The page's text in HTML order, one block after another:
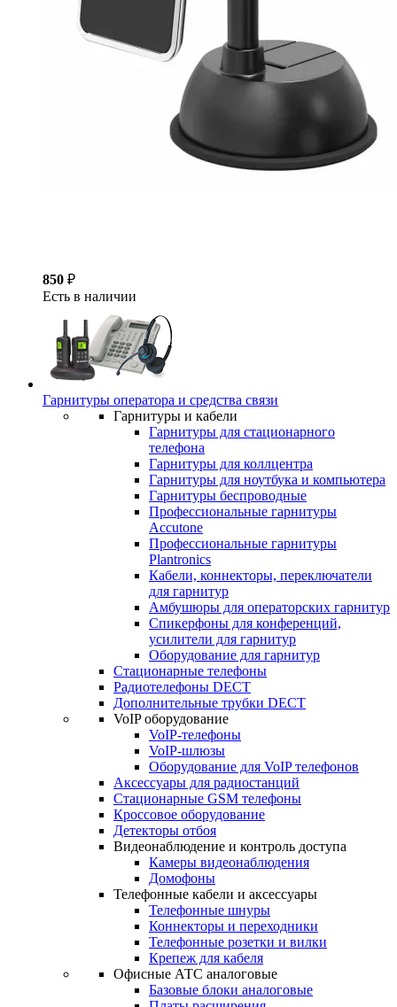
850 ₽
Есть в наличии
Гарнитуры оператора и средства связи
Гарнитуры и кабели
Гарнитуры для стационарного
телефона
Гарнитуры для коллцентра
Гарнитуры для ноутбука и компьютера
Гарнитуры беспроводные
Профессиональные гарнитуры
Accutone
Профессиональные гарнитуры
Plantronics
Кабели, коннекторы, переключатели
для гарнитур
Амбушюры для операторских гарнитур
Cпикерфоны для конференций,
усилители для гарнитур
Оборудование для гарнитур
Стационарные телефоны
Радиотелефоны DECT
Дополнительные трубки DECT
VoIP оборудование
VoIP-телефоны
VoIP-шлюзы
Оборудование для VoIP телефонов
Аксессуары для радиостанций
Стационарные GSM телефоны
Кроссовое оборудование
Детекторы отбоя
Видеонаблюдение и контроль доступа
Камеры видеонаблюдения
Домофоны
Телефонные кабели и аксессуары
Телефонные шнуры
Коннекторы и переходники
Телефонные розетки и вилки
Крепеж для кабеля
Офисные АТС аналоговые
Базовые блоки аналоговые